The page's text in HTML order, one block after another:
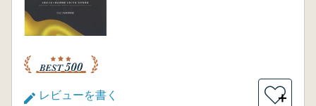
レビューを書く ＋